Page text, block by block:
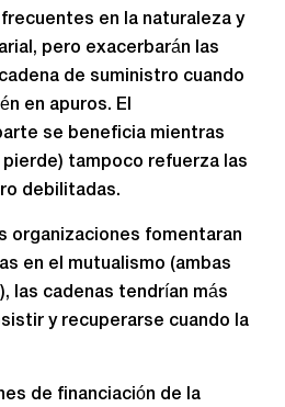
en la naturaleza y
pero exacerbarán las
de suministro cuando
en apuros. El
se beneficia mientras
pierde) tampoco refuerza las
debilitadas.
organizaciones fomentaran
en el mutualismo (ambas
las cadenas tendrían más
y recuperarse cuando la
de financiación de la